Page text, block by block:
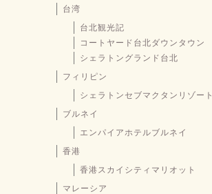
台湾
台北観光記
コートヤード台北ダウンタウン
シェラトングランド台北
フィリピン
シェラトンセブマクタンリゾート
ブルネイ
エンパイアホテルブルネイ
香港
香港スカイシティマリオット
マレーシア